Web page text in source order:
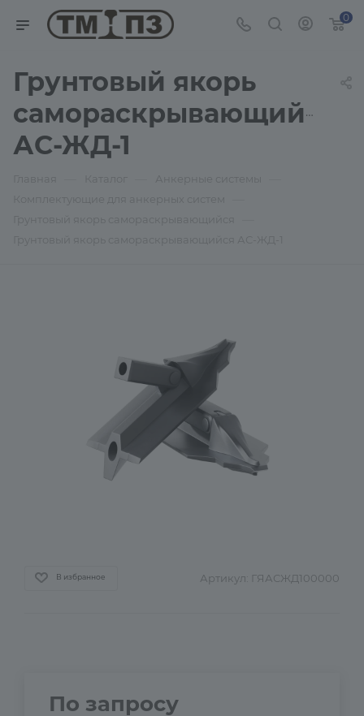
0
Грунтовый якорь
самораскрывающийся
АС-ЖД-1
В избранное Артикул: ГЯАСЖД100000
По запросу